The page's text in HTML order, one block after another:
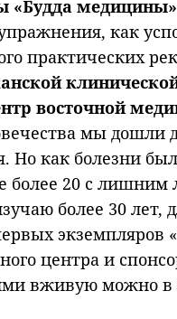
«Будда
как
практических
восточной
мы дошли
Но как болезни
более 20 с лишним
более 30 лет,
экземпляров
центра и
вживую можно